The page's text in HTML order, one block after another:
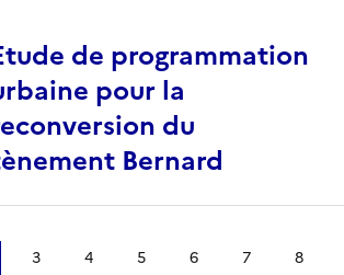
de programmation
pour la
du
Bernard
3 4 5 6 7 8